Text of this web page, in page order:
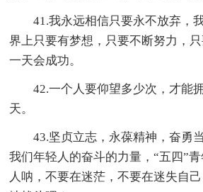
41.我永远相信只要永不放弃，
界上只要有梦想，只要不断努力，
一天会成功。
42.一个人要仰望多少次，才能
天。
43.坚贞立志，永葆精神，奋勇
我们年轻人的奋斗的力量，“五四”
人呐，不要在迷茫，不要在迷失自